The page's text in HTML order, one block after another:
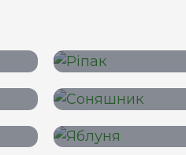
Rapiță de
Floarea-